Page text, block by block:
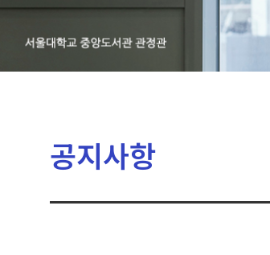
공지사항